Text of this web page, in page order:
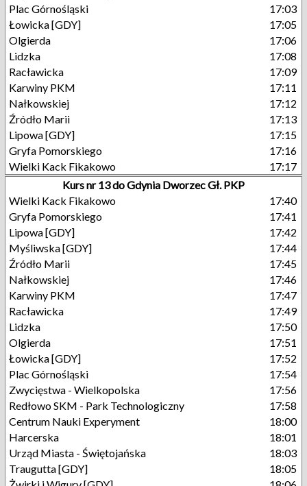
Plac Górnośląski
17:03
Łowicka [GDY]
17:05
Olgierda
17:06
Lidzka
17:08
Racławicka
17:09
Karwiny PKM
17:11
Nałkowskiej
17:12
Źródło Marii
17:13
Lipowa [GDY]
17:15
Gryfa Pomorskiego
17:16
Wielki Kack Fikakowo
17:17
Kurs nr 13 do Gdynia Dworzec Gł. PKP
Wielki Kack Fikakowo
17:40
Gryfa Pomorskiego
17:41
Lipowa [GDY]
17:42
Myśliwska [GDY]
17:44
Źródło Marii
17:45
Nałkowskiej
17:46
Karwiny PKM
17:47
Racławicka
17:49
Lidzka
17:50
Olgierda
17:51
Łowicka [GDY]
17:52
Plac Górnośląski
17:54
Zwycięstwa - Wielkopolska
17:56
Redłowo SKM - Park Technologiczny
17:58
Centrum Nauki Experyment
18:00
Harcerska
18:01
Urząd Miasta - Świętojańska
18:03
Traugutta [GDY]
18:05